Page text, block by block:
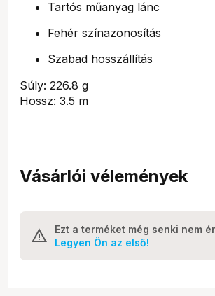
Tartós műanyag lánc
Fehér színazonosítás
Szabad hosszállítás
Súly: 226.8 g
Hossz: 3.5 m
Vásárlói vélemények
Ezt a terméket még senki nem
Legyen Ön az első!